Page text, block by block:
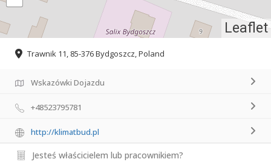
Leaflet
Trawnik 11, 85-376 Bydgoszcz, Poland
Wskazówki Dojazdu
+48523795781
http://klimatbud.pl
Jesteś właścicielem lub pracownikiem?